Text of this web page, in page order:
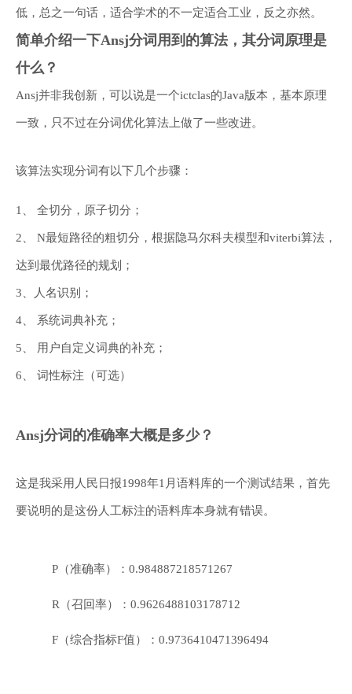
低，总之一句话，适合学术的不一定适合工业，反之亦然。
简单介绍一下Ansj分词用到的算法，其分词原理是
什么？
Ansj并非我创新，可以说是一个ictclas的Java版本，基本原理
一致，只不过在分词优化算法上做了一些改进。
该算法实现分词有以下几个步骤：
1、 全切分，原子切分；
2、 N最短路径的粗切分，根据隐马尔科夫模型和viterbi算法，
达到最优路径的规划；
3、人名识别；
4、 系统词典补充；
5、 用户自定义词典的补充；
6、 词性标注（可选）
Ansj分词的准确率大概是多少？
这是我采用人民日报1998年1月语料库的一个测试结果，首先
要说明的是这份人工标注的语料库本身就有错误。
P（准确率）：0.984887218571267
R（召回率）：0.9626488103178712
F（综合指标F值）：0.9736410471396494